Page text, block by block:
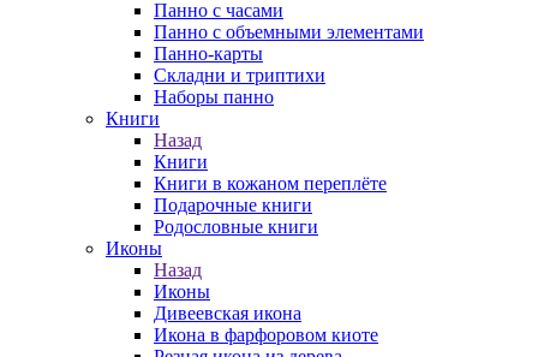
Панно с часами
Панно с объемными элементами
Панно-карты
Складни и триптихи
Наборы панно
Книги
Назад
Книги
Книги в кожаном переплёте
Подарочные книги
Родословные книги
Иконы
Назад
Иконы
Дивеевская икона
Икона в фарфоровом киоте